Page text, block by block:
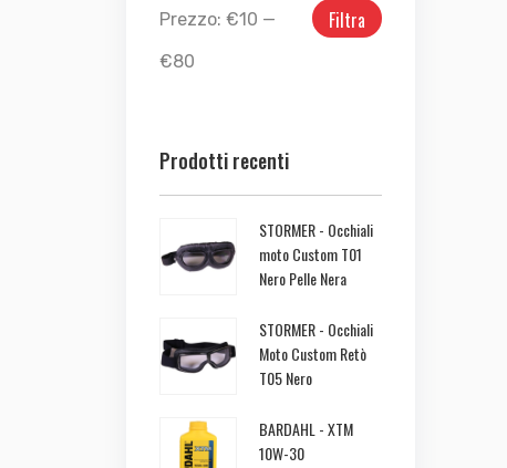
Filtra
Prezzo: €10 —
€80
Prodotti recenti
STORMER - Occhiali
moto Custom T01
Nero Pelle Nera
STORMER - Occhiali
Moto Custom Retò
T05 Nero
BARDAHL - XTM
10W-30